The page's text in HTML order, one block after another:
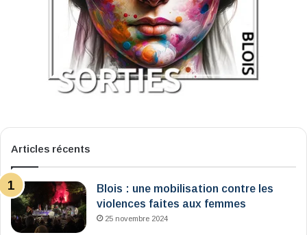
Articles récents
Blois : une mobilisation contre les
violences faites aux femmes
25 novembre 2024